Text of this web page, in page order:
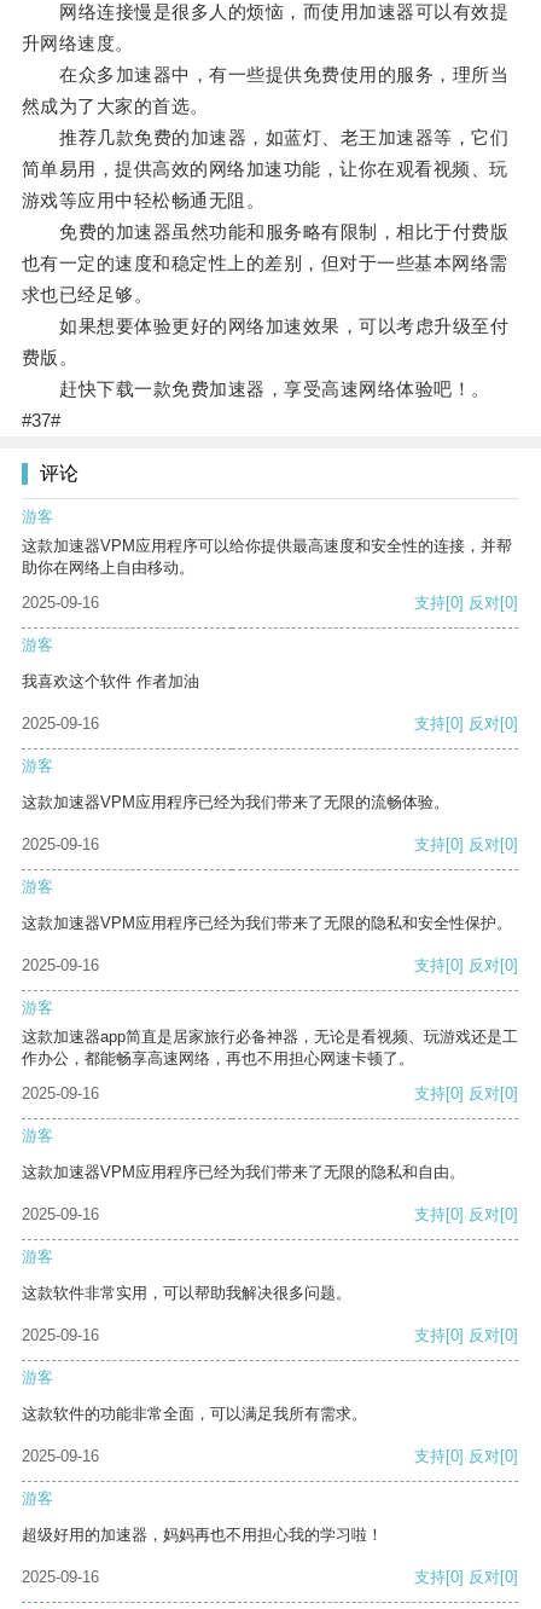
网络连接慢是很多人的烦恼，而使用加速器可以有效提
升网络速度。
在众多加速器中，有一些提供免费使用的服务，理所当
然成为了大家的首选。
推荐几款免费的加速器，如蓝灯、老王加速器等，它们
简单易用，提供高效的网络加速功能，让你在观看视频、玩
游戏等应用中轻松畅通无阻。
免费的加速器虽然功能和服务略有限制，相比于付费版
也有一定的速度和稳定性上的差别，但对于一些基本网络需
求也已经足够。
如果想要体验更好的网络加速效果，可以考虑升级至付
费版。
赶快下载一款免费加速器，享受高速网络体验吧！。
#37#
评论
游客
这款加速器VPM应用程序可以给你提供最高速度和安全性的连接，并帮
助你在网络上自由移动。
2025-09-16
支持[0] 反对[0]
游客
我喜欢这个软件 作者加油
2025-09-16 支持[0] 反对[0]
游客
这款加速器VPM应用程序已经为我们带来了无限的流畅体验。
2025-09-16 支持[0] 反对[0]
游客
这款加速器VPM应用程序已经为我们带来了无限的隐私和安全性保护。
2025-09-16 支持[0] 反对[0]
游客
这款加速器app简直是居家旅行必备神器，无论是看视频、玩游戏还是工
作办公，都能畅享高速网络，再也不用担心网速卡顿了。
2025-09-16
支持[0] 反对[0]
游客
这款加速器VPM应用程序已经为我们带来了无限的隐私和自由。
2025-09-16 支持[0] 反对[0]
游客
这款软件非常实用，可以帮助我解决很多问题。
2025-09-16 支持[0] 反对[0]
游客
这款软件的功能非常全面，可以满足我所有需求。
2025-09-16 支持[0] 反对[0]
游客
超级好用的加速器，妈妈再也不用担心我的学习啦！
2025-09-16 支持[0] 反对[0]